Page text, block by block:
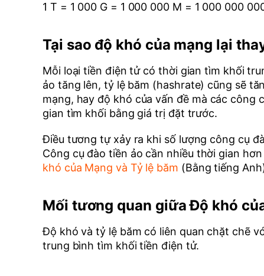
1 T = 1 000 G = 1 000 000 M = 1 000 000
Tại sao độ khó của mạng lại
Mỗi loại tiền điện tử có thời gian tìm khối
ảo tăng lên, tỷ lệ băm (hashrate) cũng sẽ
mạng, hay độ khó của vấn đề mà các
gian tìm khối bằng giá trị đặt trước.
Điều tương tự xảy ra khi số lượng công cụ
Công cụ đào tiền ảo cần nhiều thời gian
khó của Mạng và Tỷ lệ băm (Bằng tiếng
Mối tương quan giữa Độ khó
Độ khó và tỷ lệ băm có liên quan chặt chẽ
trung bình tìm khối tiền điện tử.